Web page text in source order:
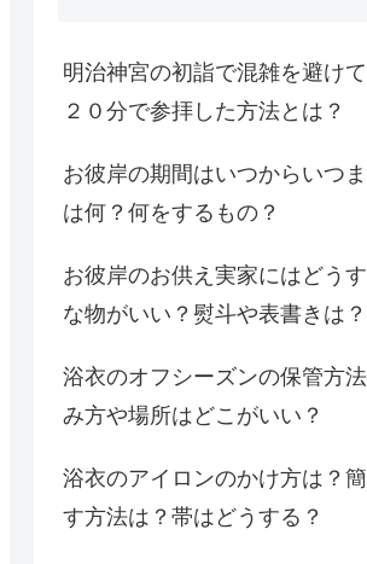
明治神宮の初詣で混雑を避け
２０分で参拝した方法とは？
お彼岸の期間はいつからいつ
は何？何をするもの？
お彼岸のお供え実家にはどう
な物がいい？熨斗や表書きは？
浴衣のオフシーズンの保管方
み方や場所はどこがいい？
浴衣のアイロンのかけ方は？
す方法は？帯はどうする？